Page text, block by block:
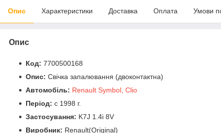
Опис Характеристики Доставка Оплата Умови
Опис
Код: 7700500168
Опис: Свічка запалювання (двоконтактна)
Автомобіль: Renault Symbol, Clio
Період: c 1998 г.
Застосування: K7J 1.4i 8V
Виробник: Renault(Original)